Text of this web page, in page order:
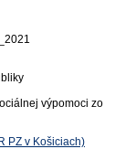
výpomoci zo
PZ v Košiciach)